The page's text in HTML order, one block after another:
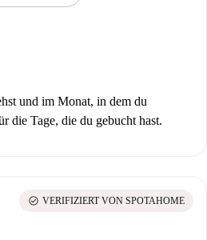
und im Monat, in dem du
die Tage, die du gebucht hast.
check_circle VERIFIZIERT VON SPOTAHOME